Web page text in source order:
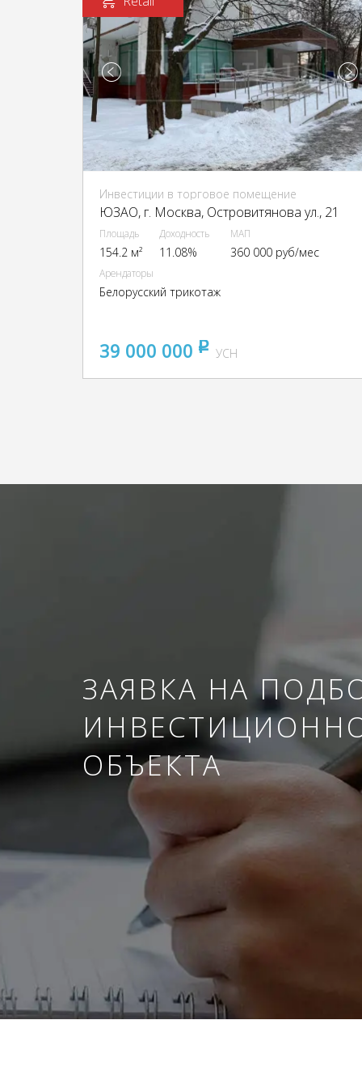
Инвестиции в торговое помещение
ЮЗАО, г. Москва, Островитянова ул., 21
Площадь
154.2 м²
Доходность
11.08%
МАП
360 000 руб/мес
Арендаторы
Белорусский трикотаж
39 000 000 pуб
УСН
ЗАЯВКА НА
ОБЪЕКТА